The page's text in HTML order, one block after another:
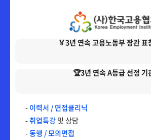
지역사회복지론
청소년복지론
다다익선
학교사회복지론
🏅3년 연속 고용노동부 장관 표
🏆3년 연속 A등급 선정 기
- 이력서 / 면접클리닉
-취업특강 및 상담
-동행 / 모의면접